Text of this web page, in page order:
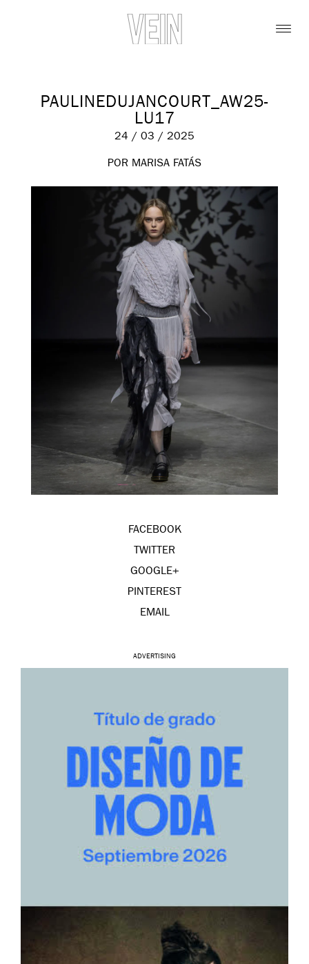
PAULINEDUJANCOURT_AW25-
LU17
24 / 03 / 2025
POR MARISA FATÁS
FACEBOOK
TWITTER
GOOGLE+
PINTEREST
EMAIL
ADVERTISING